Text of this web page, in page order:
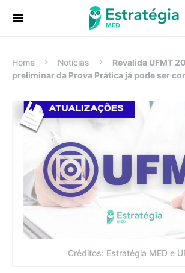
Procurar:
Home Notícias
Revalida UFMT
preliminar da Prova Prática já pode ser
Créditos: Estratégia MED e